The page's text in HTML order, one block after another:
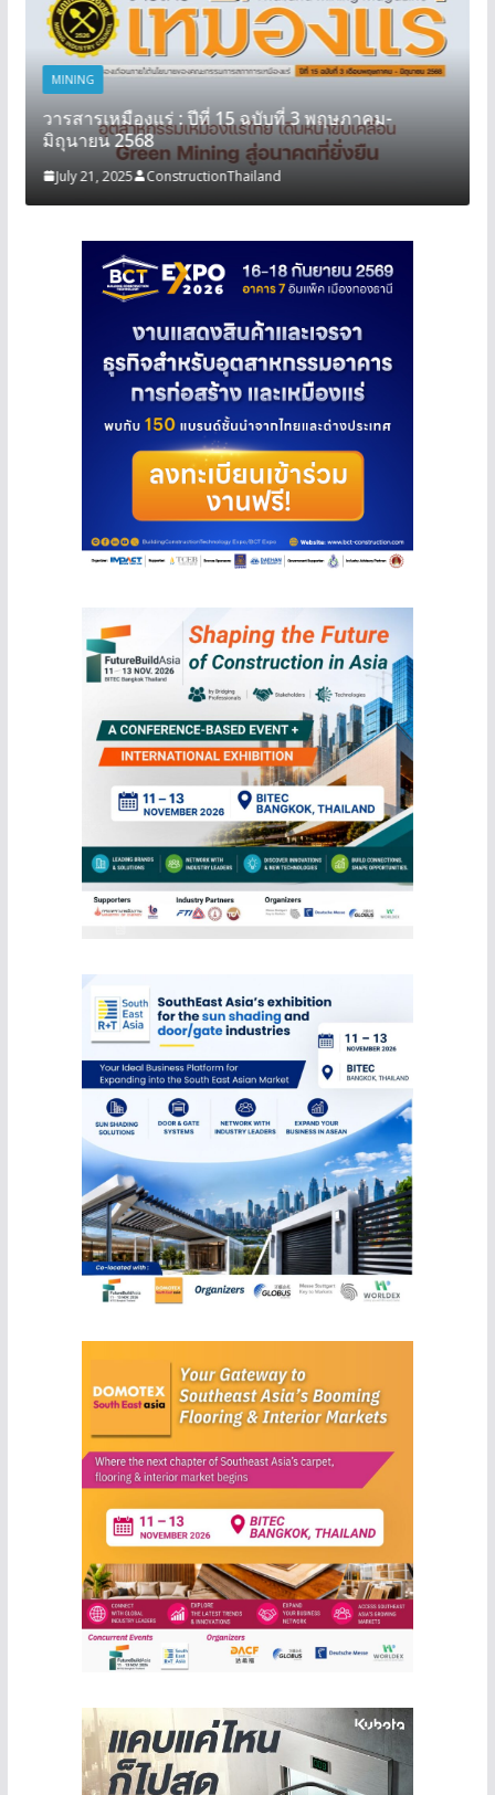
MINING
วารสารเหมืองแร่ : ปีที่ 15 ฉบับที่ 3 พฤษภาคม-
มิถุนายน 2568
July 21, 2025 ConstructionThailand